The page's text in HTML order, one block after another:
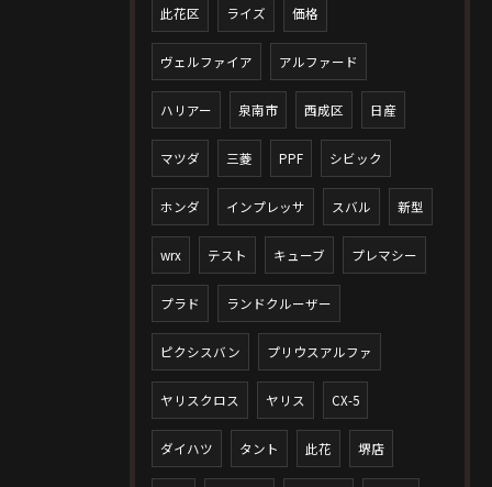
此花区 ライズ 価格
ヴェルファイア アルファード
ハリアー 泉南市 西成区 日産
マツダ 三菱 PPF シビック
ホンダ インプレッサ スバル 新型
wrx テスト キューブ プレマシー
プラド ランドクルーザー
ピクシスバン プリウスアルファ
ヤリスクロス ヤリス CX-5
ダイハツ タント 此花 堺店